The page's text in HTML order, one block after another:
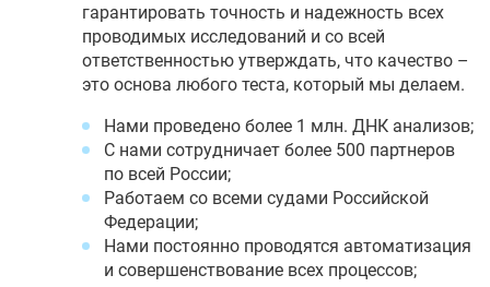
гарантировать точность и надежность всех
проводимых исследований и со всей
ответственностью утверждать, что качество –
это основа любого теста, который мы делаем.
Нами проведено более 1 млн. ДНК анализов;
С нами сотрудничает более 500 партнеров
по всей России;
Работаем со всеми судами Российской
Федерации;
Нами постоянно проводятся автоматизация
и совершенствование всех процессов;